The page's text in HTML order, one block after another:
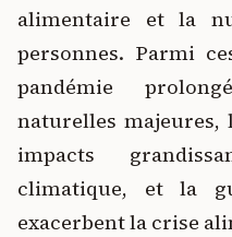
alimentaire et la
personnes. Parmi
pandémie
naturelles majeures,
impacts
climatique, et la
exacerbent la crise